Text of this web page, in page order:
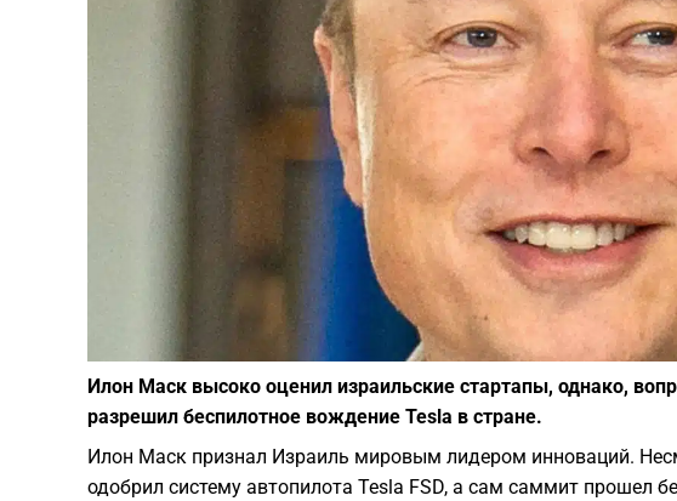
Илон Маск высоко оценил израильские стартапы, однако,
разрешил беспилотное вождение Tesla в стране.
Илон Маск признал Израиль мировым лидером инноваций.
одобрил систему автопилота Tesla FSD, а сам саммит прошел